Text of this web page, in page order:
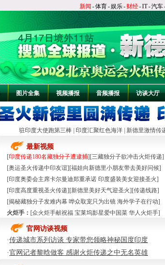
新闻 -体育-娱乐- 财经-IT-汽车
图片全集 视频播报 音频播报 访谈大厅
驻印度大使跑第三棒 印度汇聚红色海洋| 新德里激情传
最新视频
[印度传递180名藏独分子遭逮捕][三藏独分子欲冲击火炬传递]
[奥运圣火传递中印友谊][福娃向新德里小朋友带去美好问候]
[印度奥委会主席卡尔曼迪郑重承诺 印度盛装美女迎接圣火]
[印度高度重视圣火传递][新德里美好天气迎圣火][传递线路]
[揭秘藏独分子发难内幕 哗众取宠只为出镜 海外学子在行动]
火炬手： [众火炬手献祝福 宝莱坞影星爱中国菜 华人火炬手]
官网访谈视频
·传递城市系列访谈 专家带您领略神秘国度印度
·官网记者黎晗做客 感谢火炬传递之中无名英雄